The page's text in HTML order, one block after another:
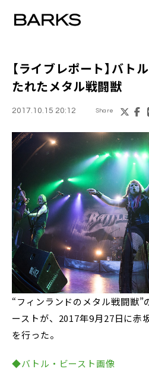
【ライブレポート】 バト
たれたメタル戦闘獣
2017.10.15 20:12 Share
“フィンランドのメタル戦闘獣”
ーストが、2017年9月27日に赤
を行った。
◆バトル・ビースト画像